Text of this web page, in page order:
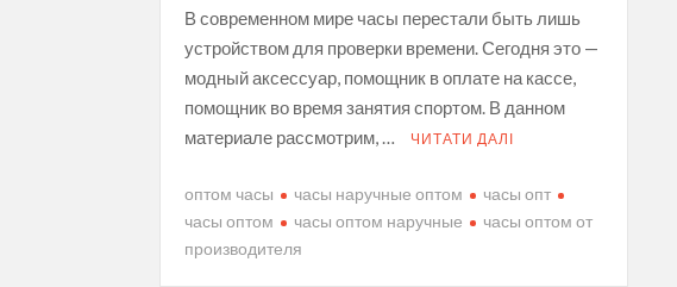
В современном мире часы перестали быть лишь
устройством для проверки времени. Сегодня это —
модный аксессуар, помощник в оплате на кассе,
помощник во время занятия спортом. В данном
материале рассмотрим, …
ЧИТАТИ ДАЛІ
оптом часы часы наручные оптом
часы опт
часы оптом
часы оптом наручные
часы оптом от
производителя